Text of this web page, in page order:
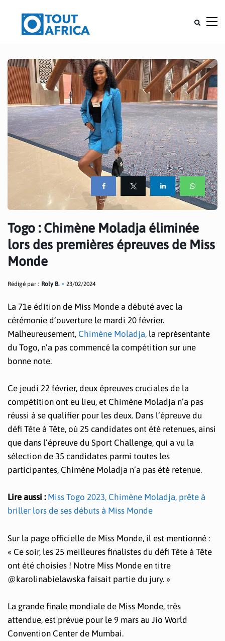
Togo : Chimène Moladja éliminée
lors des premières épreuves de Miss
Monde
Rédigé par : Roly B. 23/02/2024
La 71e édition de Miss Monde a débuté avec la
cérémonie d’ouverture le mardi 20 février.
Malheureusement, Chimène Moladja, la représentante
du Togo, n’a pas commencé la compétition sur une
bonne note.
Ce jeudi 22 février, deux épreuves cruciales de la
compétition ont eu lieu, et Chimène Moladja n’a pas
réussi à se qualifier pour les deux. Dans l’épreuve du
défi Tête à Tête, où 25 candidates ont été retenues, ainsi
que dans l’épreuve du Sport Challenge, qui a vu la
sélection de 35 candidates parmi toutes les
participantes, Chimène Moladja n’a pas été retenue.
Lire aussi : Miss Togo 2023, Chimène Moladja, prête à
briller lors de ses débuts à Miss Monde
Sur la page officielle de Miss Monde, il est mentionné :
« Ce soir, les 25 meilleures finalistes du défi Tête à Tête
ont été choisies ! Notre Miss Monde en titre
@karolinabielawska faisait partie du jury. »
La grande finale mondiale de Miss Monde, très
attendue, est prévue pour le 9 mars au Jio World
Convention Center de Mumbai.